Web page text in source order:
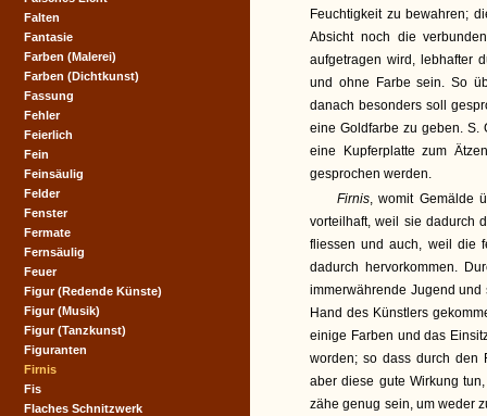
Feuchtigkeit zu bewahren;
Absicht noch die
aufgetragen wird, lebhafter
und ohne Farbe sein. So
danach besonders soll
eine Goldfarbe zu geben. S.
eine Kupferplatte zum
gesprochen werden.
Firnis, womit Gemälde
vorteilhaft, weil sie dadurch
fliessen und auch, weil die
dadurch hervorkommen.
immerwährende Jugend
Hand des Künstlers
einige Farben und das
worden; so dass durch den
aber diese gute Wirkung
zähe genug sein, um weder
Falten
Fantasie
Farben (Malerei)
Farben (Dichtkunst)
Fassung
Fehler
Feierlich
Fein
Feinsäulig
Felder
Fenster
Fermate
Fernsäulig
Feuer
Figur (Redende Künste)
Figur (Musik)
Figur (Tanzkunst)
Figuranten
Firnis
Fis
Flaches Schnitzwerk